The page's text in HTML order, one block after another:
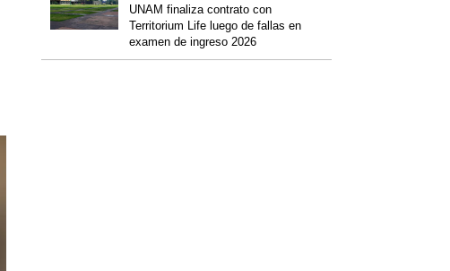
UNAM finaliza contrato con
Territorium Life luego de fallas en
examen de ingreso 2026